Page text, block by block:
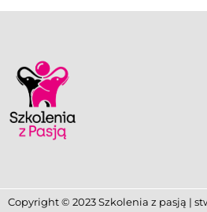
Copyright © 2023 Szkolenia z pasją |